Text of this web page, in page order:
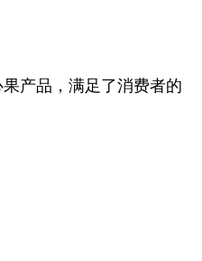
产品，满足了消费者的